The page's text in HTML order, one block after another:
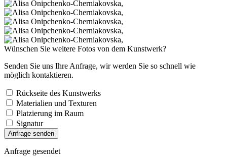
Wünschen Sie weitere Fotos von dem Kunstwerk?
Senden Sie uns Ihre Anfrage, wir werden Sie so schnell wie
möglich kontaktieren.
Rückseite des Kunstwerks
Materialien und Texturen
Platzierung im Raum
Signatur
Anfrage senden
Anfrage gesendet